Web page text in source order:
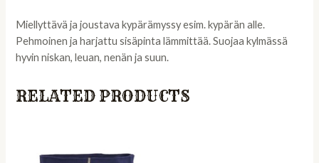
Miellyttävä ja joustava kypärämyssy esim. kypärän alle.
Pehmoinen ja harjattu sisäpinta lämmittää. Suojaa kylmässä
hyvin niskan, leuan, nenän ja suun.
RELATED PRODUCTS